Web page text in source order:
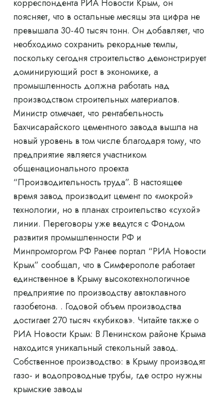
корреспондента РИА Новости Крым, он
поясняет, что в остальные месяцы эта цифра не
превышала 30-40 тысяч тонн. Он добавляет, что
необходимо сохранить рекордные темпы,
поскольку сегодня строительство демонстрирует
доминирующий рост в экономике, а
промышленность должна работать над
производством строительных материалов.
Министр отмечает, что рентабельность
Бахчисарайского цементного завода вышла на
новый уровень в том числе благодаря тому, что
предприятие является участником
общенационального проекта
“Производительность труда”. В настоящее
время завод производит цемент по «мокрой»
технологии, но в планах строительство «сухой»
линии. Переговоры уже ведутся с Фондом
развития промышленности РФ и
Минпромторгом РФ Ранее портал “РИА Новости
Крым” сообщал, что в Симферополе работает
единственное в Крыму высокотехнологичное
предприятие по производству автоклавного
газобетона. . Годовой объем производства
достигает 270 тысяч «кубиков». Читайте также о
РИА Новости Крым: В Ленинском районе Крыма
находится уникальный стекольный завод.
Собственное производство: в Крыму производят
газо- и водопроводные трубы, где остро нужны
крымские заводы